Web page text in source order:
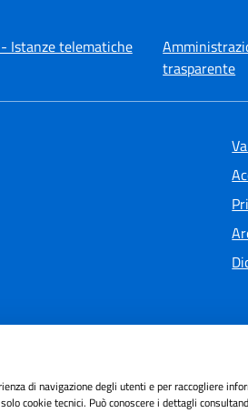
Istanze telematiche
trasparente
di navigazione degli utenti e per raccogliere
cookie tecnici. Può conoscere i dettagli